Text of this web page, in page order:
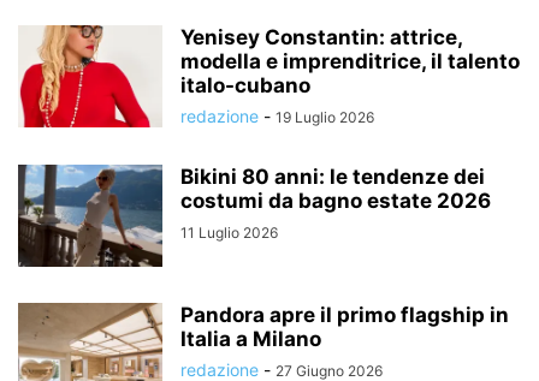
Yenisey Constantin: attrice,
modella e imprenditrice, il talento
italo-cubano
redazione - 19 Luglio 2026
Bikini 80 anni: le tendenze dei
costumi da bagno estate 2026
11 Luglio 2026
Pandora apre il primo flagship in
Italia a Milano
redazione - 27 Giugno 2026